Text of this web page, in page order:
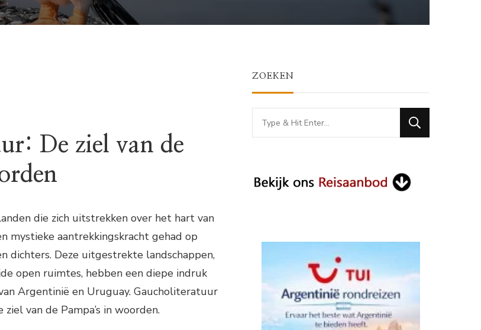
De ziel van de
die zich uitstrekken over het hart van
mystieke aantrekkingskracht gehad op
dichters. Deze uitgestrekte landschappen,
open ruimtes, hebben een diepe indruk
Argentinië en Uruguay. Gaucholiteratuur
van de Pampa’s in woorden.
ZOEKEN
Looking
for